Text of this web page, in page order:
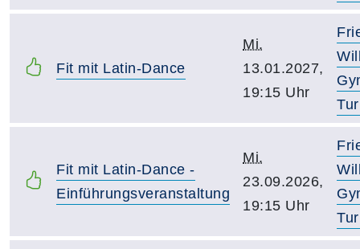
Fit mit Latin-Dance
Mi.
13.01.2027,
19:15 Uhr
Fit mit Latin-Dance -
Einführungsveranstaltung
Mi.
23.09.2026,
19:15 Uhr